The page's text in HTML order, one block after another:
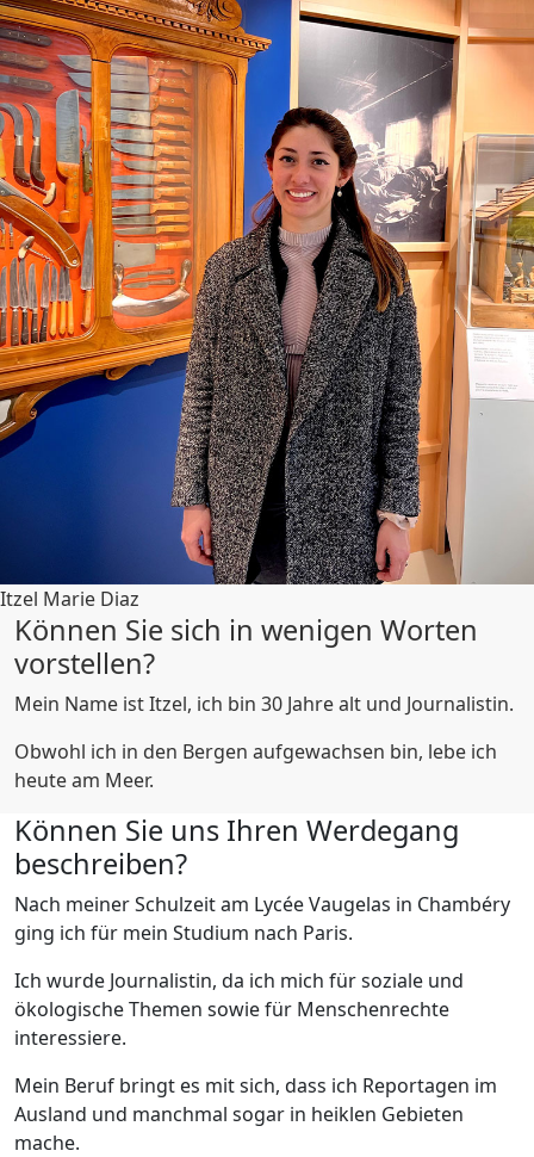
Itzel Marie Diaz
Können Sie sich in wenigen Worten
vorstellen?
Mein Name ist Itzel, ich bin 30 Jahre alt und Journalistin.
Obwohl ich in den Bergen aufgewachsen bin, lebe ich
heute am Meer.
Können Sie uns Ihren Werdegang
beschreiben?
Nach meiner Schulzeit am Lycée Vaugelas in Chambéry
ging ich für mein Studium nach Paris.
Ich wurde Journalistin, da ich mich für soziale und
ökologische Themen sowie für Menschenrechte
interessiere.
Mein Beruf bringt es mit sich, dass ich Reportagen im
Ausland und manchmal sogar in heiklen Gebieten
mache.